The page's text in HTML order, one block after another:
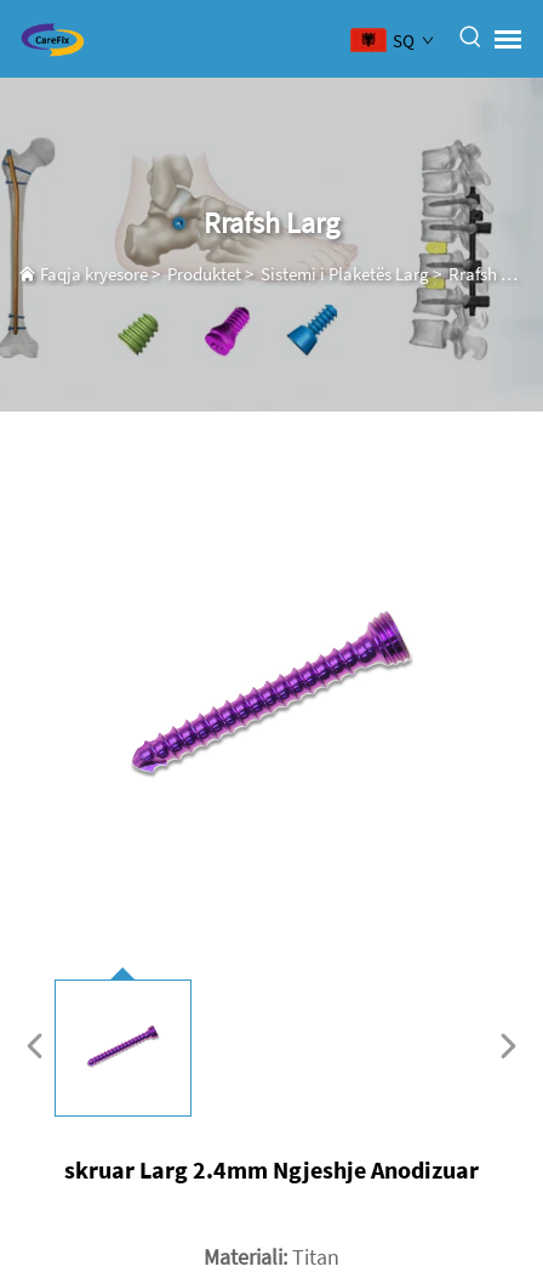
SQ
Rrafsh Larg
Faqja kryesore>Produktet> Sistemi i Plaketës Larg>Rrafsh Larg
skruar Larg 2.4mm Ngjeshje Anodizuar
Materiali:Titan